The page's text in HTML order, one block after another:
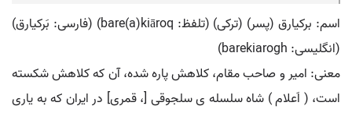
اسم: برکیارق (پسر) (ترکی) (تلفظ: bare(a)kiāroq) (فارسی: بَرکيارق)
(انگلیسی: barekiarogh)
معنی: امیر و صاحب مقام، کلاهش پاره شده، آن که کلاهش شکسته
است، ( اَعلام ) شاه سلسله ی سلجوقی [، قمری] در ایران که به یاری